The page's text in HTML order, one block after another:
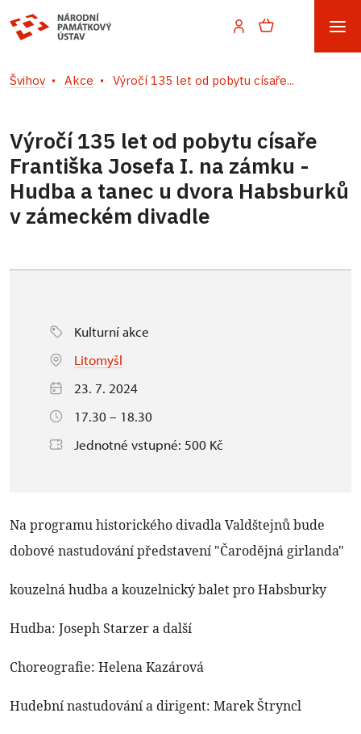
Švihov Akce Výročí 135 let od pobytu císaře...
Výročí 135 let od pobytu císaře
Františka Josefa I. na zámku -
Hudba a tanec u dvora Habsburků
v zámeckém divadle
Kulturní akce
Litomyšl
23. 7. 2024
17.30 – 18.30
Jednotné vstupné: 500 Kč
Na programu historického divadla Valdštejnů bude
dobové nastudování představení "Čarodějná girlanda"
kouzelná hudba a kouzelnický balet pro Habsburky
Hudba: Joseph Starzer a další
Choreografie: Helena Kazárová
Hudební nastudování a dirigent: Marek Štryncl